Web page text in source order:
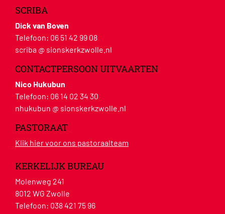
SCRIBA
Dick van Boven
Telefoon: 06 51 42 99 08
scriba @ sionskerkzwolle.nl
CONTACTPERSOON UITVAARTEN
Nico Hukubun
Telefoon: 06 14 02 34 30
nhukubun @ sionskerkzwolle.nl
PASTORAAT
Klik hier voor ons pastoraalteam
KERKELIJK BUREAU
Molenweg 241
8012 WG Zwolle
Telefoon: 038 421 75 96